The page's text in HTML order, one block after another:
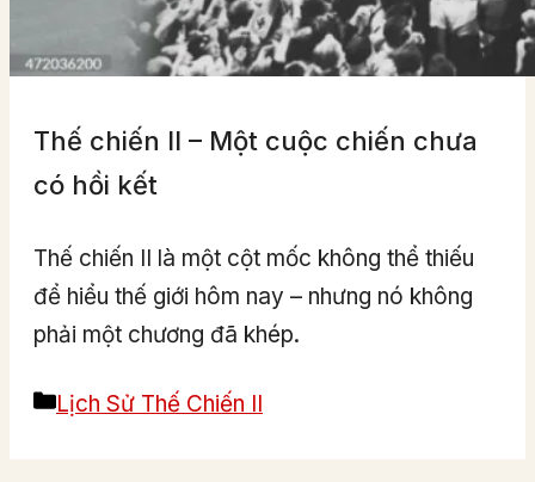
Thế chiến II – Một cuộc chiến chưa
có hồi kết
Thế chiến II là một cột mốc không thể thiếu
để hiểu thế giới hôm nay – nhưng nó không
phải một chương đã khép.
Categories
Lịch Sử Thế Chiến II